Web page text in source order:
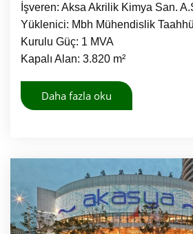
İşveren: Aksa Akrilik Kimya San.
Yüklenici: Mbh Mühendislik
Kurulu Güç: 1 MVA
Kapalı Alan: 3.820 m²
Daha fazla oku